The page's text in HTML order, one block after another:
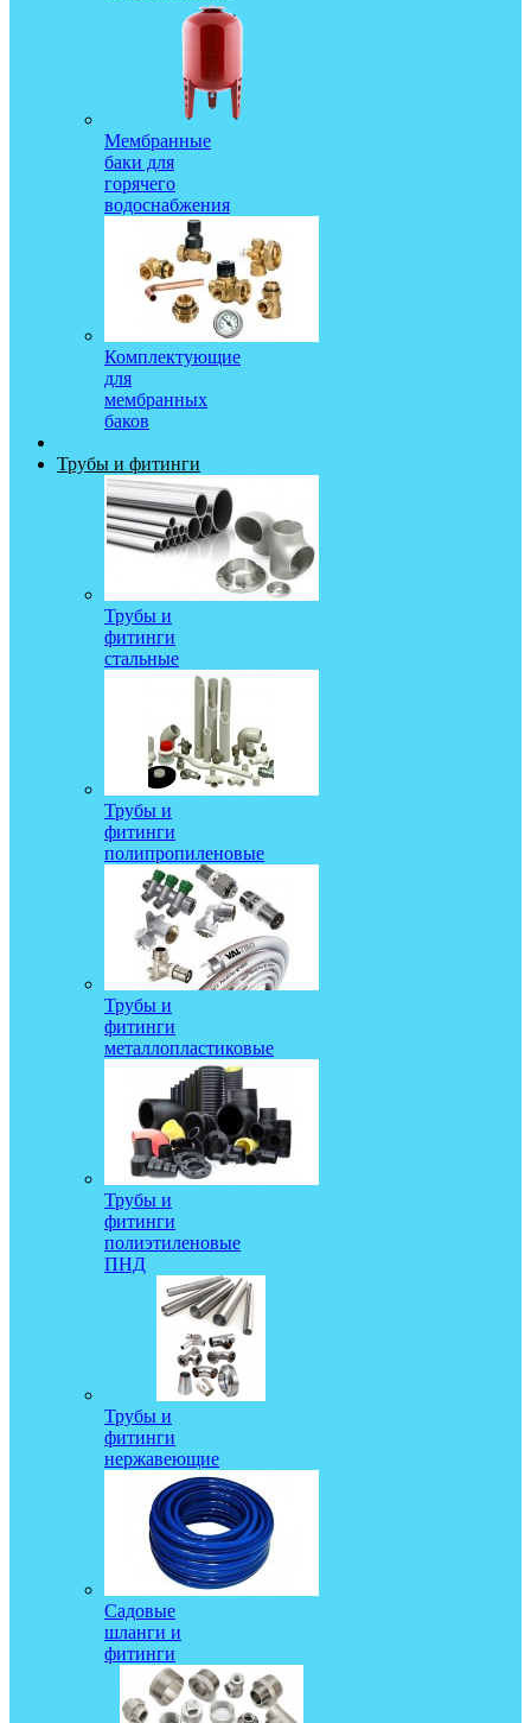
Мембранные
баки для
горячего
водоснабжения
Комплектующие
для
мембранных
баков
Трубы и фитинги
Трубы и
фитинги
стальные
Трубы и
фитинги
полипропиленовые
Трубы и
фитинги
металлопластиковые
Трубы и
фитинги
полиэтиленовые
ПНД
Трубы и
фитинги
нержавеющие
Садовые
шланги и
фитинги